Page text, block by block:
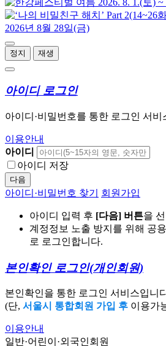
정지 재생
아이디 로그인
아이디·비밀번호를 통한 로그인 서비
이용안내
아이디
아이디 저장
다음
아이디·비밀번호 찾기 회원가입
아이디 입력 후 [다음] 버튼을
계정정보 노출 방지를 위해 공
로 로그인합니다.
본인확인 로그인(개인회원)
본인확인을 통한 로그인 서비스입니
(단, 서울시 통합회원 가입 후 이용가
이용안내
일반·어린이·외국인회원